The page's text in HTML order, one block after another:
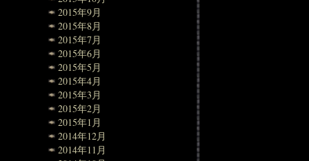
2015年9月
2015年8月
2015年7月
2015年6月
2015年5月
2015年4月
2015年3月
2015年2月
2015年1月
2014年12月
2014年11月